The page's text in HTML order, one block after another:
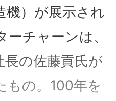
機）が展示され
チャーンは、
長の佐藤貢氏が
もの。100年を